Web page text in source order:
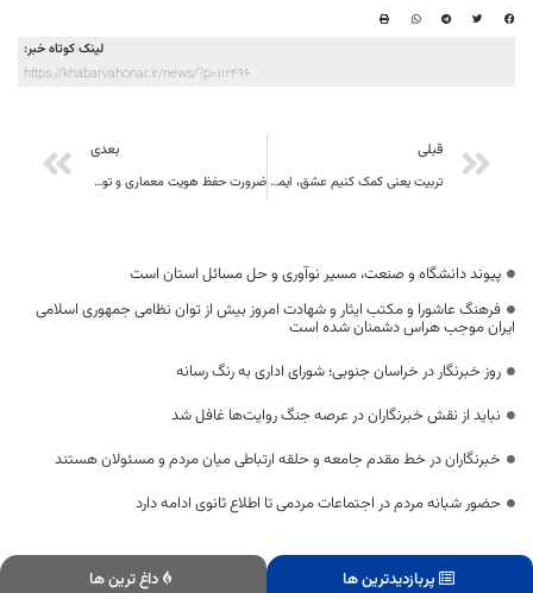
لینک کوتاه خبر:
https://khabarvahonar.ir/news/?p=112496
قبلی
تربیت یعنی کمک کنیم عشق، ایمان، عزت، عقلانیت، وجدان، اخلاق و اراده در وجود انسان بالفعل شود
بعدی
ضرورت حفظ هویت معماری و توسعه بافت‌های کهن خوسف
پیوند دانشگاه و صنعت، مسیر نوآوری و حل مسائل استان است
فرهنگ عاشورا و مکتب ایثار و شهادت امروز بیش از توان نظامی جمهوری اسلامی
ایران موجب هراس دشمنان شده است
روز خبرنگار در خراسان جنوبی؛ شورای اداری به رنگ رسانه
نباید از نقش خبرنگاران در عرصه جنگ روایت‌ها غافل شد
خبرنگاران در خط مقدم جامعه و حلقه ارتباطی میان مردم و مسئولان هستند
حضور شبانه مردم در اجتماعات مردمی تا اطلاع ثانوی ادامه دارد
پربازدیدترین ها داغ ترین ها